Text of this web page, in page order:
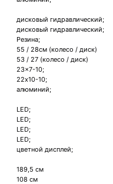
дисковый гидравлический;
дисковый гидравлический;
Резина;
55 / 28см (колесо / диск)
53 / 27 (колесо / диск)
23x7-10;
22х10-10;
алюминий;
LED;
LED;
LED;
LED;
цветной дисплей;
189,5 см
108 см